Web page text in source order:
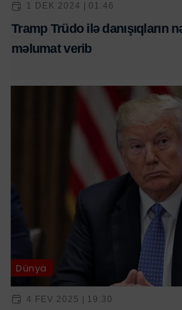
1 DEK 2024 | 01:46
Tramp Trüdo ilə danışıqların
məlumat verib
Dünya
4 FEV 2025 | 19:30